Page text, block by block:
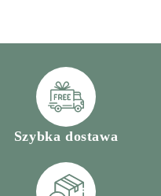
Szybka dostawa